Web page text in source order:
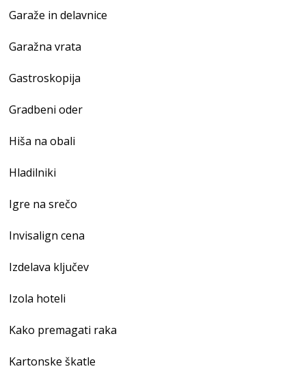
Garaže in delavnice
Garažna vrata
Gastroskopija
Gradbeni oder
Hiša na obali
Hladilniki
Igre na srečo
Invisalign cena
Izdelava ključev
Izola hoteli
Kako premagati raka
Kartonske škatle